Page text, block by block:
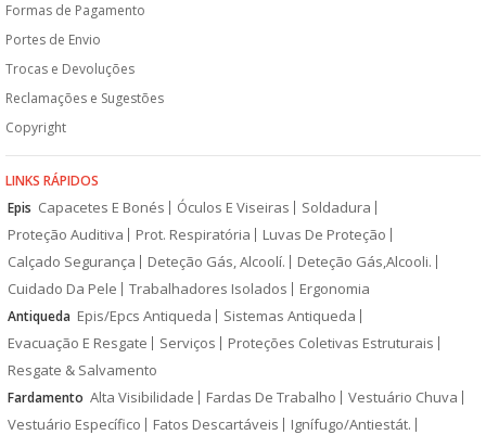
Formas de Pagamento
Portes de Envio
Trocas e Devoluções
Reclamações e Sugestões
Copyright
LINKS RÁPIDOS
Epis Capacetes E Bonés Óculos E Viseiras
Soldadura
Proteção Auditiva
Prot. Respiratória
Luvas De Proteção
Calçado Segurança
Deteção Gás, Alcoolí.
Deteção Gás,Alcooli.
Cuidado Da Pele
Trabalhadores Isolados Ergonomia
Antiqueda Epis/Epcs Antiqueda
Sistemas Antiqueda
Evacuação E Resgate
Serviços
Proteções Coletivas Estruturais
Resgate & Salvamento
Fardamento Alta Visibilidade Fardas De Trabalho
Vestuário Chuva
Vestuário Específico
Fatos Descartáveis
Ignífugo/Antiestát.